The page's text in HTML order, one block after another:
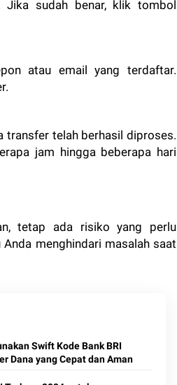
Jika sudah benar, klik tombol
atau email yang terdaftar.
transfer telah berhasil diproses.
jam hingga beberapa hari
tetap ada risiko yang perlu
menghindari masalah saat
Swift Kode Bank BRI
Dana yang Cepat dan Aman